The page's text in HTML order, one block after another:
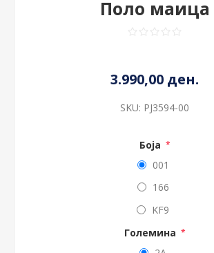
Поло маица
3.990,00 ден.
SKU: PJ3594-00
Боја *
001
166
KF9
Големина *